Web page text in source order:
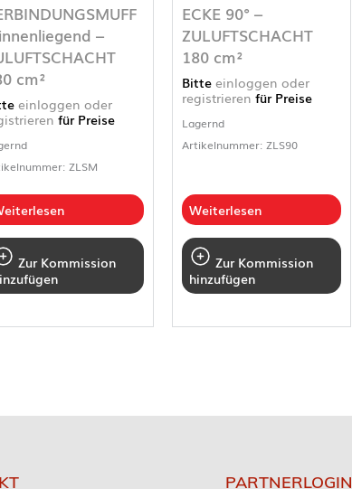
–
cm²
einloggen oder
für Preise
ZLSM
Zur Kommission
ECKE 90° –
ZULUFTSCHACHT
180 cm²
Bitte einloggen oder
registrieren für Preise
Lagernd
Artikelnummer: ZLS90
Weiterlesen
Zur Kommission
hinzufügen
PARTNERLOGIN